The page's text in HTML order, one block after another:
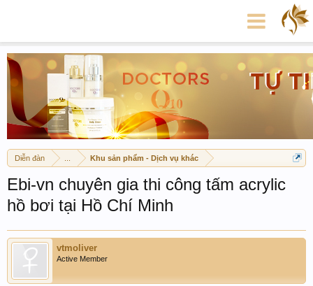
Diễn đàn Khu sản phẩm - Dịch vụ khác
Ebi-vn chuyên gia thi công tấm acrylic
hồ bơi tại Hồ Chí Minh
vtmoliver
Active Member